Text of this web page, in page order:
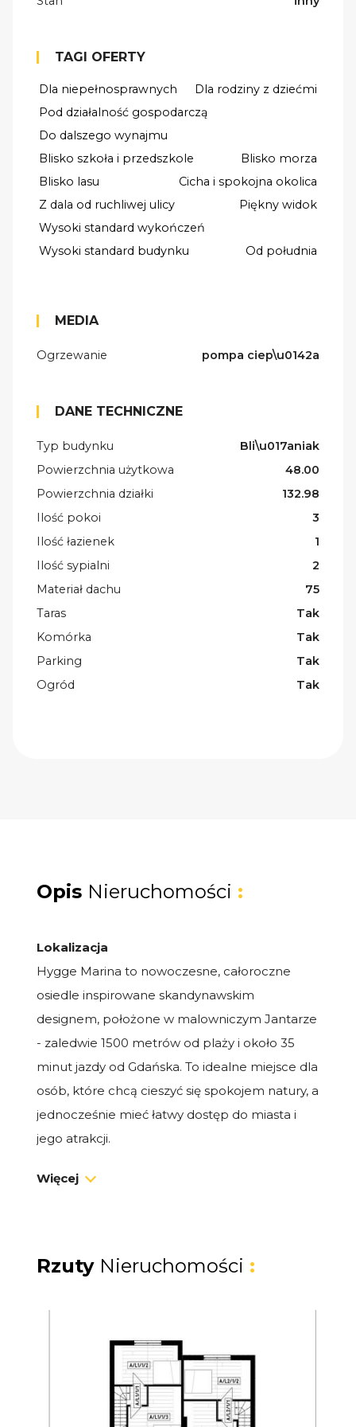
TAGI OFERTY
Dla niepełnosprawnych
Dla rodziny z dziećmi
Pod działalność gospodarczą
Do dalszego wynajmu
Blisko szkoła i przedszkole
Blisko morza
Blisko lasu
Cicha i spokojna okolica
Z dala od ruchliwej ulicy
Piękny widok
Wysoki standard wykończeń
Wysoki standard budynku
Od południa
MEDIA
Ogrzewanie pompa ciep\u0142a
DANE TECHNICZNE
Typ budynku
Bli\u017aniak
Powierzchnia użytkowa
48.00
Powierzchnia działki
132.98
Ilość pokoi
3
Ilość łazienek
1
Ilość sypialni
2
Materiał dachu
75
Taras
Tak
Komórka
Tak
Parking
Tak
Ogród
Tak
Opis Nieruchomości :
Lokalizacja
Hygge Marina to nowoczesne, całoroczne
osiedle inspirowane skandynawskim
designem, położone w malowniczym Jantarze
- zaledwie 1500 metrów od plaży i około 35
minut jazdy od Gdańska. To idealne miejsce dla
osób, które chcą cieszyć się spokojem natury, a
jednocześnie mieć łatwy dostęp do miasta i
jego atrakcji.
Dom premium 48 m² z ogrodem
postojowym. To idealna przestrzeń zarówno
na własne wakacje i weekendy, jak i na
Salon z aneksem kuchennym i wyjściem
Więcej
Rzuty Nieruchomości :